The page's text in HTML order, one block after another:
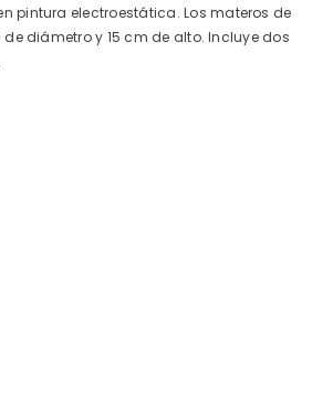
pintura electroestática. Los materos de
diámetro y 15 cm de alto. Incluye dos